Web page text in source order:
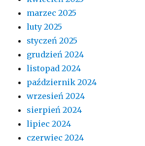
marzec 2025
luty 2025
styczeń 2025
grudzień 2024
listopad 2024
październik 2024
wrzesień 2024
sierpień 2024
lipiec 2024
czerwiec 2024